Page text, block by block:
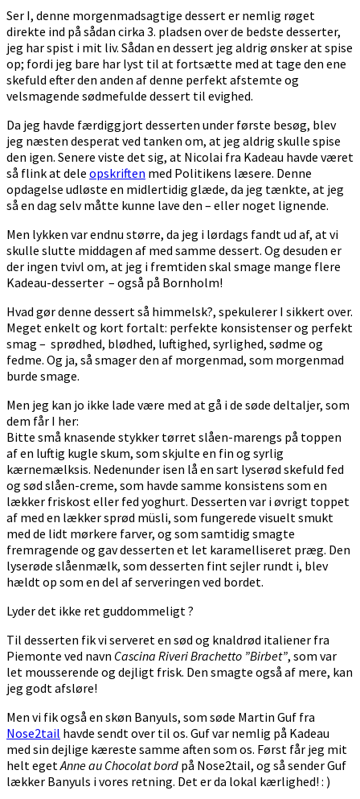
Ser I, denne morgenmadsagtige dessert er nemlig røget
direkte ind på sådan cirka 3. pladsen over de bedste desserter,
jeg har spist i mit liv. Sådan en dessert jeg aldrig ønsker at spise
op; fordi jeg bare har lyst til at fortsætte med at tage den ene
skefuld efter den anden af denne perfekt afstemte og
velsmagende sødmefulde dessert til evighed.
Da jeg havde færdiggjort desserten under første besøg, blev
jeg næsten desperat ved tanken om, at jeg aldrig skulle spise
den igen. Senere viste det sig, at Nicolai fra Kadeau havde været
så flink at dele opskriften med Politikens læsere. Denne
opdagelse udløste en midlertidig glæde, da jeg tænkte, at jeg
så en dag selv måtte kunne lave den – eller noget lignende.
Men lykken var endnu større, da jeg i lørdags fandt ud af, at vi
skulle slutte middagen af med samme dessert. Og desuden er
der ingen tvivl om, at jeg i fremtiden skal smage mange flere
Kadeau-desserter – også på Bornholm!
Hvad gør denne dessert så himmelsk?, spekulerer I sikkert over.
Meget enkelt og kort fortalt: perfekte konsistenser og perfekt
smag – sprødhed, blødhed, luftighed, syrlighed, sødme og
fedme. Og ja, så smager den af morgenmad, som morgenmad
burde smage.
Men jeg kan jo ikke lade være med at gå i de søde deltaljer, som
dem får I her:
Bitte små knasende stykker tørret slåen-marengs på toppen
af en luftig kugle skum, som skjulte en fin og syrlig
kærnemælksis. Nedenunder isen lå en sart lyserød skefuld fed
og sød slåen-creme, som havde samme konsistens som en
lækker friskost eller fed yoghurt. Desserten var i øvrigt toppet
af med en lækker sprød müsli, som fungerede visuelt smukt
med de lidt mørkere farver, og som samtidig smagte
fremragende og gav desserten et let karamelliseret præg. Den
lyserøde slåenmælk, som desserten fint sejler rundt i, blev
hældt op som en del af serveringen ved bordet.
Lyder det ikke ret guddommeligt ?
Til desserten fik vi serveret en sød og knaldrød italiener fra
Piemonte ved navn Cascina Riveri Brachetto ”Birbet”, som var
let mousserende og dejligt frisk. Den smagte også af mere, kan
jeg godt afsløre!
Men vi fik også en skøn Banyuls, som søde Martin Guf fra
Nose2tail havde sendt over til os. Guf var nemlig på Kadeau
med sin dejlige kæreste samme aften som os. Først får jeg mit
helt egetAnne au Chocolat bord på Nose2tail, og så sender Guf
lækker Banyuls i vores retning. Det er da lokal kærlighed! : )